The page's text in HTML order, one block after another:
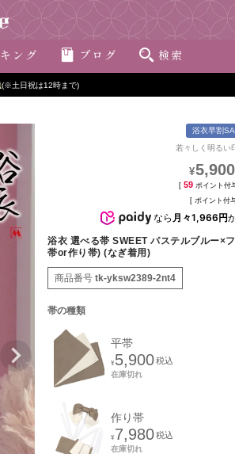
ング ブログ 検索
(※土日祝は12時まで)
浴衣早割
若々しく明る
¥5,900
[ 59 ポイント付
[ ポイント付
なら 月々1,966円
浴衣 選べる帯 SWEET パステルブルー×
帯or作り帯) (なぎ着用)
商品番号 tk-yksw2389-2nt4
帯の種類
平帯
¥ 5,900税込
在庫切れ
作り帯
¥ 7,980税込
在庫切れ